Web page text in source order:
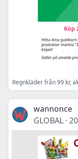
wannonce
GLOBAL ·